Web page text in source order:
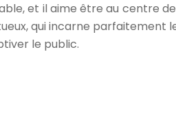
et il aime être au centre
qui incarne
le public.